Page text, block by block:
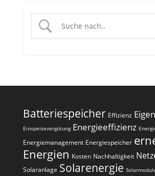
Batteriespeicher Effizienz
Einspeisevergütung Energieeffizienz
Energiemanagement Energiespeicher
Energien Kosten Nachhaltigkeit
Solaranlage Solarenergie